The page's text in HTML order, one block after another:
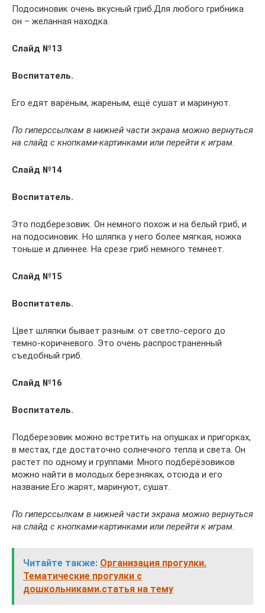
Подосиновик очень вкусный гриб.Для любого грибника
он – желанная находка.
Слайд №13
Воспитатель.
Его едят варёным, жареным, ещё сушат и маринуют.
По гиперссылкам в нижней части экрана можно вернуться
на слайд с кнопками-картинками или перейти к играм.
Слайд №14
Воспитатель.
Это подберезовик. Он немного похож и на белый гриб, и
на подосиновик. Но шляпка у него более мягкая, ножка
тоньше и длиннее. На срезе гриб немного темнеет.
Слайд №15
Воспитатель.
Цвет шляпки бывает разным: от светло-серого до
темно-коричневого. Это очень распространенный
съедобный гриб.
Слайд №16
Воспитатель.
Подберезовик можно встретить на опушках и пригорках,
в местах, где достаточно солнечного тепла и света. Он
растет по одному и группами. Много подберёзовиков
можно найти в молодых березняках, отсюда и его
название.Его жарят, маринуют, сушат.
По гиперссылкам в нижней части экрана можно вернуться
на слайд с кнопками-картинками или перейти к играм.
Читайте также: Организация прогулки.
Тематические прогулки с
дошкольниками.статья на тему